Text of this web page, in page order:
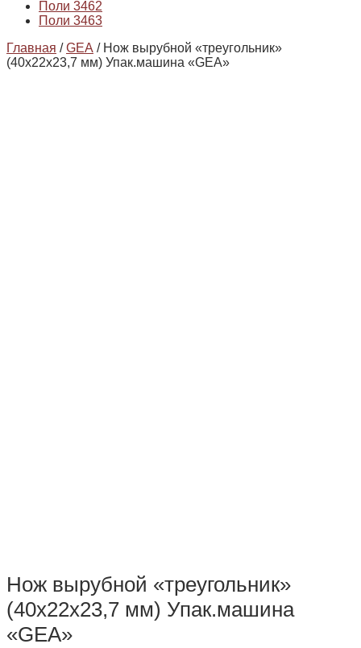
Поли 3462
Поли 3463
Главная /GEA / Нож вырубной «треугольник»
(40х22х23,7 мм) Упак.машина «GEA»
Нож вырубной «треугольник»
(40х22х23,7 мм) Упак.машина
«GEA»